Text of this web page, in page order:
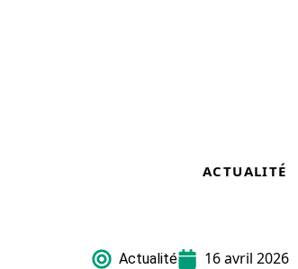
ACTUALITÉ
Actualité 16 avril 2026